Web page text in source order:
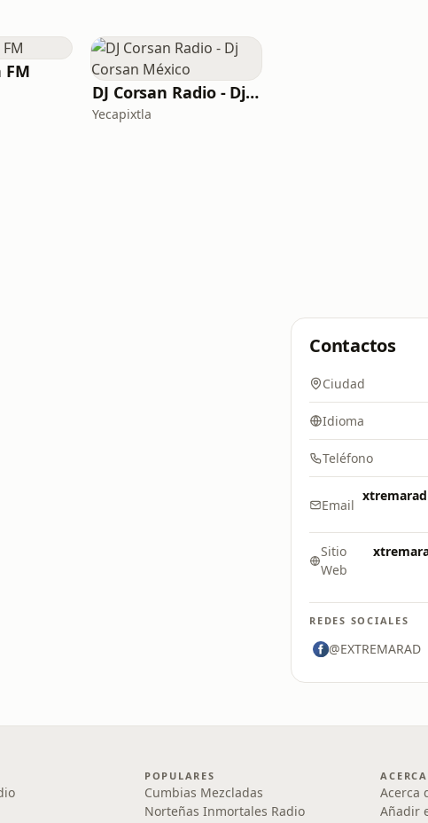
FM
DJ Corsan Radio - Dj Corsan México
Yecapixtla
Contactos
Ciudad
Idioma
Teléfono
Email
Sitio
Web
REDES SOCIALES
@EXTREMARAD
POPULARES
Cumbias Mezcladas
Norteñas Inmortales Radio
Acerca
Añadir